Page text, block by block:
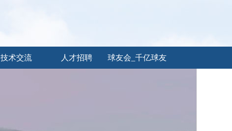
技术交流 人才招聘 球友会_千亿球友